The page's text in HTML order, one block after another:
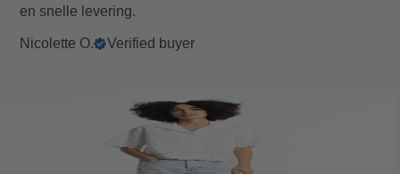
en snelle levering.
Nicolette O. Verified buyer